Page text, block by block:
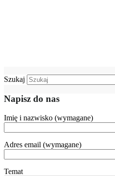
Szukaj
Napisz do nas
Imię i nazwisko (wymagane)
Adres email (wymagane)
Temat